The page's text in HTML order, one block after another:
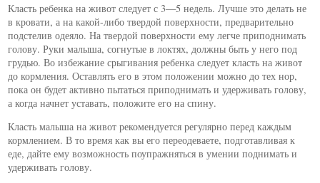
Класть ребенка на живот следует с 3—5 недель. Лучше это делать не
в кровати, а на какой-либо твердой поверхности, предварительно
подстелив одеяло. На твердой поверхности ему легче приподнимать
голову. Руки малыша, согнутые в локтях, должны быть у него под
грудью. Во избежание срыгивания ребенка следует класть на живот
до кормления. Оставлять его в этом положении можно до тех нор,
пока он будет активно пытаться приподнимать и удерживать голову,
а когда начнет уставать, положите его на спину.
Класть малыша на живот рекомендуется регулярно перед каждым
кормлением. В то время как вы его переодеваете, подготавливая к
еде, дайте ему возможность поупражняться в умении поднимать и
удерживать голову.